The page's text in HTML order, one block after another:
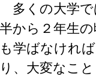
多くの大学で
半から２年生
も学ばなけれ
り、大変なこ